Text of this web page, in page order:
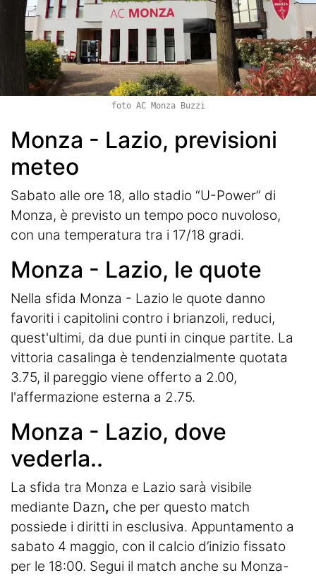
foto AC Monza Buzzi
Monza - Lazio, previsioni
meteo
Sabato alle ore 18, allo stadio “U-Power” di
Monza, è previsto un tempo poco nuvoloso,
con una temperatura tra i 17/18 gradi.
Monza - Lazio, le quote
Nella sfida Monza - Lazio le quote danno
favoriti i capitolini contro i brianzoli, reduci,
quest'ultimi, da due punti in cinque partite. La
vittoria casalinga è tendenzialmente quotata
3.75, il pareggio viene offerto a 2.00,
l'affermazione esterna a 2.75.
Monza - Lazio, dove
vederla..
La sfida tra Monza e Lazio sarà visibile
mediante Dazn, che per questo match
possiede i diritti in esclusiva. Appuntamento a
sabato 4 maggio, con il calcio d’inizio fissato
per le 18:00. Segui il match anche su Monza-